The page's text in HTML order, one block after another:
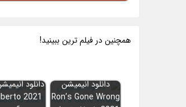
همچنين در فيلم ترين ببينيد!
دانلود انیمیشن
Ron’s Gone Wrong